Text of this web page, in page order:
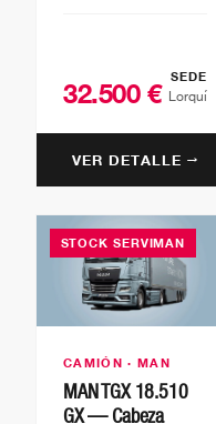
32.500 €
SEDE
Lorquí
VER DETALLE →
STOCK SERVIMAN
CAMIÓN · MAN
MAN TGX 18.510
GX — Cabeza